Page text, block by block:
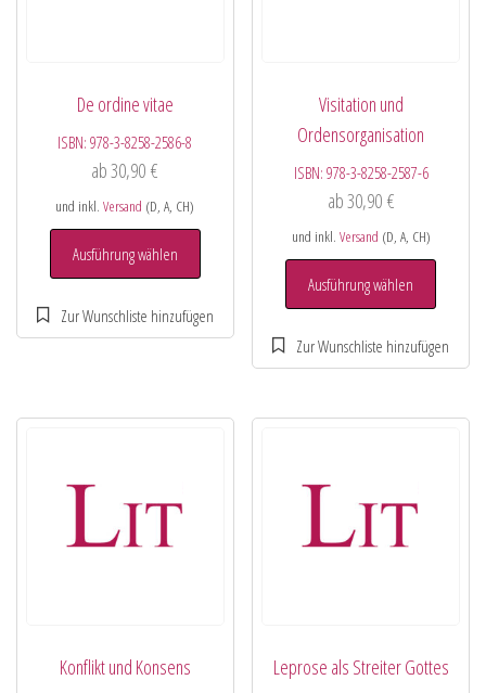
De ordine vitae
ISBN:978-3-8258-2586-8
ab30,90€
und inkl.Versand (D, A, CH)
Ausführung wählen
Visitation und
Ordensorganisation
ISBN: 978-3-8258-2587-6
ab30,90 €
und inkl. Versand (D, A, CH)
Ausführung wählen
Konflikt und Konsens Leprose als Streiter Gottes